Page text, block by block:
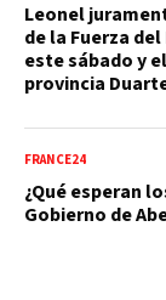
Leonel
de la Fuerza
este sábado y
provincia
FRANCE24
¿Qué esperan
Gobierno de